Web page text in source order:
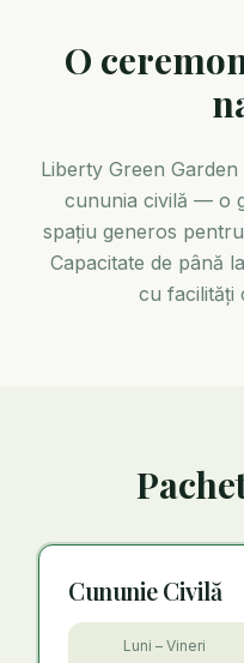
O
Liberty Green
cununia civilă — o
spațiu generos
Capacitate de până
cu facilități
Cununie Civilă
Luni – Vineri